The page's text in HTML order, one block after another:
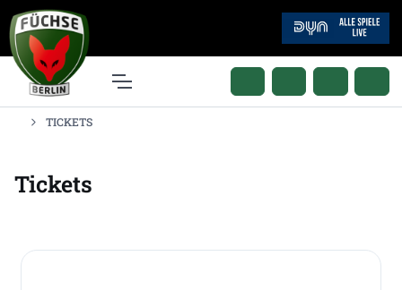
TICKETS
Tickets